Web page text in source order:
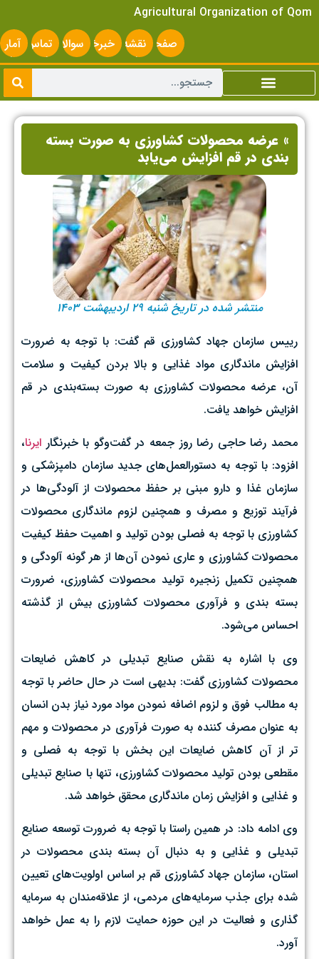
Agricultural Organization of Qom
صفحه
اصلی
نقشه
سایت
خبرخوانسوالات
متداول
تماس
با ما
آمار
» عرضه محصولات کشاورزی به صورت بسته‌
بندی در قم افزایش می‌یابد
منتشر شده در تاریخ شنبه ۲۹ اردیبهشت ۱۴۰۳
رییس سازمان جهاد کشاورزی قم گفت: با توجه به ضرورت
افزایش ماندگاری مواد غذایی و بالا بردن کیفیت و سلامت
آن، عرضه محصولات کشاورزی به صورت بسته‌بندی در قم
افزایش خواهد یافت.
محمد رضا حاجی رضا روز جمعه در گفت‌وگو با خبرنگار ایرنا،
افزود: با توجه به دستورالعمل‌های جدید سازمان دامپزشکی و
سازمان غذا و دارو مبنی بر حفظ محصولات از آلودگی‌ها در
فرآیند توزیع و مصرف و همچنین لزوم ماندگاری محصولات
کشاورزی با توجه به فصلی بودن تولید و اهمیت حفظ کیفیت
محصولات کشاورزی و عاری نمودن آن‌ها از هر گونه آلودگی و
همچنین تکمیل زنجیره تولید محصولات کشاورزی، ضرورت
بسته بندی و فرآوری محصولات کشاورزی بیش از گذشته
احساس می‌شود.
وی با اشاره به نقش صنایع تبدیلی در کاهش ضایعات
محصولات کشاورزی گفت: بدیهی است در حال حاضر با توجه
به مطالب فوق و لزوم اضافه نمودن مواد مورد نیاز بدن انسان
به عنوان مصرف کننده به صورت فرآوری در محصولات و مهم
تر از آن کاهش ضایعات این بخش با توجه به فصلی و
مقطعی بودن تولید محصولات کشاورزی، تنها با صنایع تبدیلی
و غذایی و افزایش زمان ماندگاری محقق خواهد شد.
وی ادامه داد: در همین راستا با توجه به ضرورت توسعه صنایع
تبدیلی و غذایی و به دنبال آن بسته بندی محصولات در
استان، سازمان جهاد کشاورزی قم بر اساس اولویت‌های تعیین
شده برای جذب سرمایه‌های مردمی، از علاقه‌مندان به سرمایه
گذاری و فعالیت در این حوزه حمایت لازم را به عمل خواهد
آورد.